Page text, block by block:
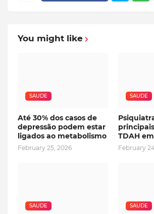
You might like
SAUDE
Até 30% dos casos de
depressão podem estar
ligados ao metabolismo
February 25, 2026
SAUDE
TDAH
February
SAUDE SAUDE